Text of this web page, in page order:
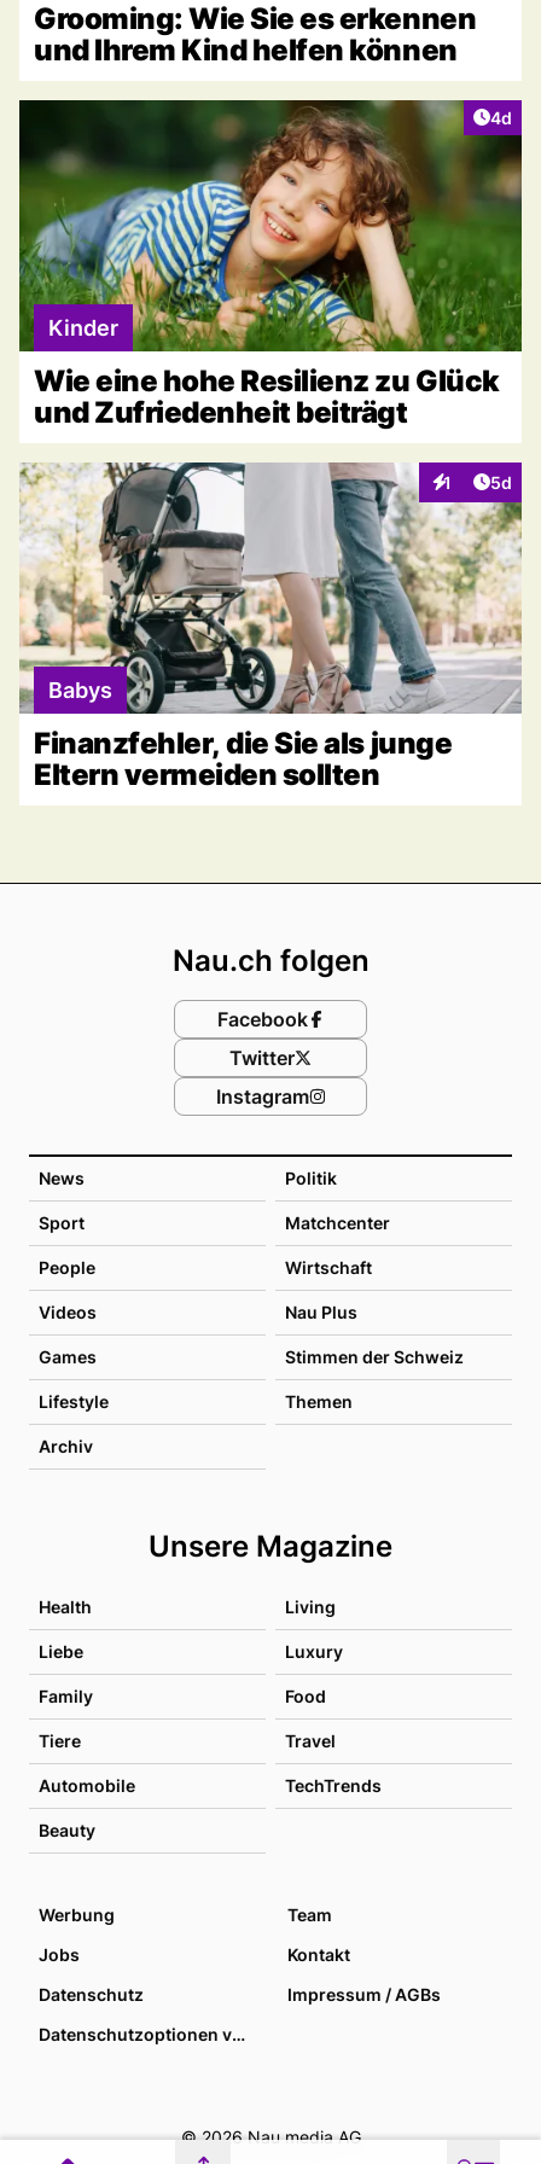
Grooming: Wie Sie es erkennen
und Ihrem Kind helfen können
4d
Kinder
Wie eine hohe Resilienz zu Glück
und Zufriedenheit beiträgt
1
Interaktionen
5d
Babys
Finanzfehler, die Sie als junge
Eltern vermeiden sollten
News Politik
Sport Matchcenter
People Wirtschaft
Videos Nau Plus
Games Stimmen der Schweiz
Lifestyle Themen
Archiv
Unsere Magazine
Health Living
Liebe Luxury
Family Food
Tiere Travel
Automobile TechTrends
Beauty
Nau.ch folgen
Facebook
Twitter
Instagram
Werbung
Team
Jobs
Kontakt
Datenschutz
Impressum / AGBs
Datenschutzoptionen verwalten
© 2026 Nau media AG